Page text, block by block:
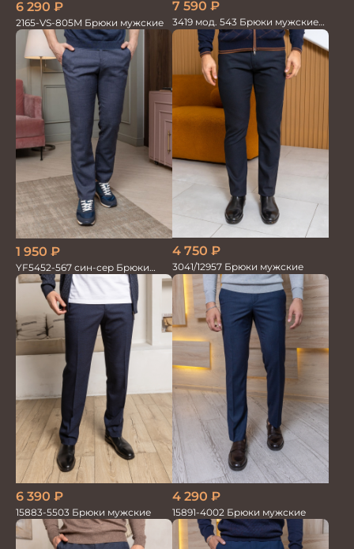
6 290 ₽
2165-VS-805M Брюки мужские
7 590 ₽
3419 мод. 543 Брюки мужские
трикотажные
1 950 ₽
YF5452-567 син-сер Брюки
мужские
4 750 ₽
3041/12957 Брюки мужские
6 390 ₽
15883-5503 Брюки мужские
4 290 ₽
15891-4002 Брюки мужские